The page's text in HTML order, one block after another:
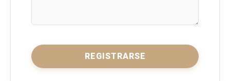
REGISTRARSE